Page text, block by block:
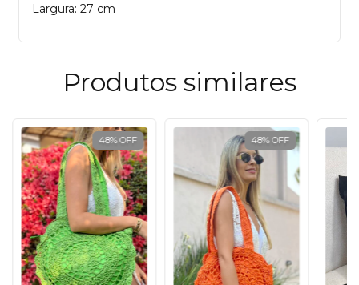
Largura: 27 cm
Produtos similares
48%OFF 48%OFF